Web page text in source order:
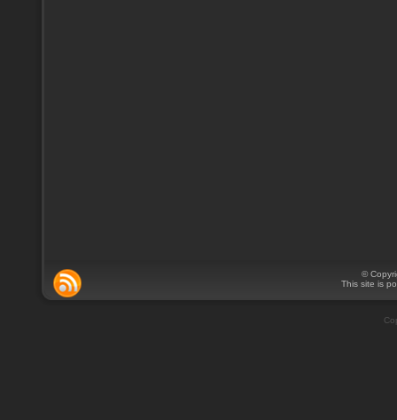
©
This site is